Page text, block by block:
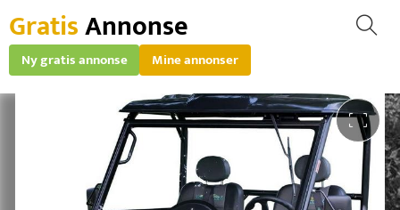
GratisAnnonse
Ny gratis annonse Mine annonser